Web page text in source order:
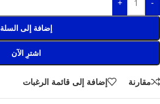
-
+
إضافة إلى السلة
اشترِ الآن
مقارنة إضافة إلى قائمة الرغبات